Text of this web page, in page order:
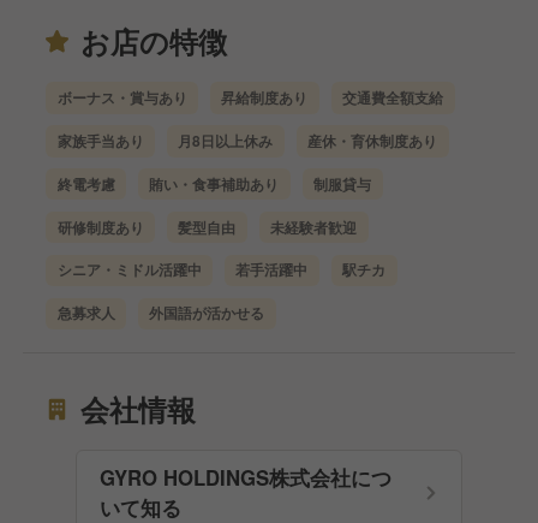
お店の特徴
ボーナス・賞与あり 昇給制度あり 交通費全額支給
家族手当あり 月8日以上休み 産休・育休制度あり
終電考慮 賄い・食事補助あり 制服貸与
研修制度あり 髪型自由 未経験者歓迎
シニア・ミドル活躍中 若手活躍中 駅チカ
急募求人 外国語が活かせる
会社情報
GYRO HOLDINGS株式会社につ
いて知る